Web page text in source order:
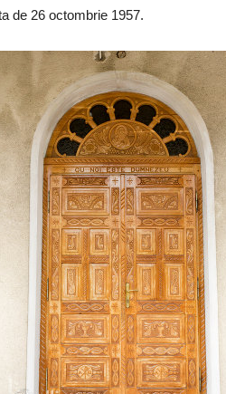
de 26 octombrie 1957.